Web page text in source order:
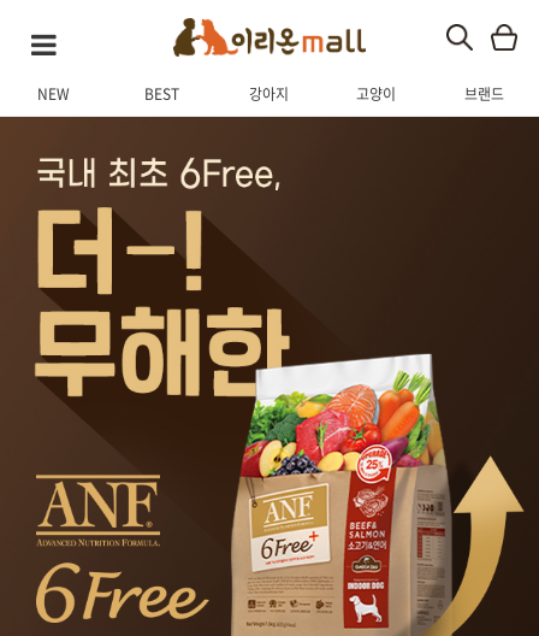
NEW BEST 강아지 고양이 브랜드